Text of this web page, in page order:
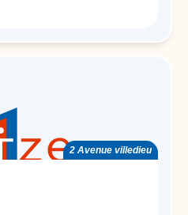
2 Avenue villedieu